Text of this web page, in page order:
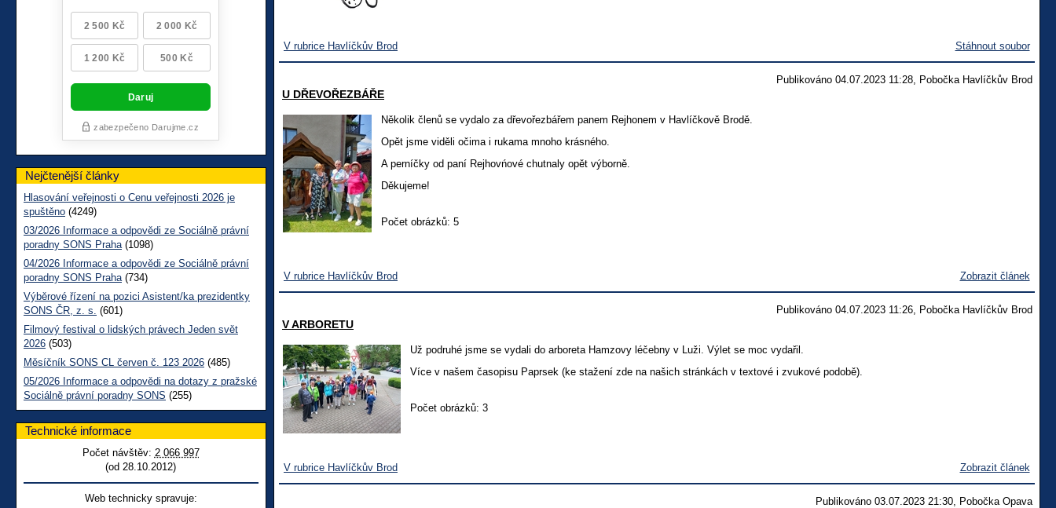
V rubrice Havlíčkův Brod Stáhnout soubor
Publikováno 04.07.2023 11:28, Pobočka Havlíčkův Brod
U DŘEVOŘEZBÁŘE
Několik členů se vydalo za dřevořezbářem panem Rejhonem v Havlíčkově Brodě.
Opět jsme viděli očima i rukama mnoho krásného.
A perníčky od paní Rejhovńové chutnaly opět výborně.
Děkujeme!
Počet obrázků: 5
V rubrice Havlíčkův Brod Zobrazit článek
Publikováno 04.07.2023 11:26, Pobočka Havlíčkův Brod
V ARBORETU
Už podruhé jsme se vydali do arboreta Hamzovy léčebny v Luži. Výlet se moc vydařil.
Více v našem časopisu Paprsek (ke stažení zde na našich stránkách v textové i zvukové podobě).
Počet obrázků: 3
V rubrice Havlíčkův Brod Zobrazit článek
Publikováno 03.07.2023 21:30, Pobočka Opava
Nejčtenější články
Hlasování veřejnosti o Cenu veřejnosti 2026 je
spuštěno (4249)
03/2026 Informace a odpovědi ze Sociálně právní
poradny SONS Praha (1098)
04/2026 Informace a odpovědi ze Sociálně právní
poradny SONS Praha (734)
Výběrové řízení na pozici Asistent/ka prezidentky
SONS ČR, z. s. (601)
Filmový festival o lidských právech Jeden svět
2026 (503)
Měsíčník SONS CL červen č. 123 2026 (485)
05/2026 Informace a odpovědi na dotazy z pražské
Sociálně právní poradny SONS (255)
Technické informace
Počet návštěv: 2 066 997
(od 28.10.2012)
Web technicky spravuje: